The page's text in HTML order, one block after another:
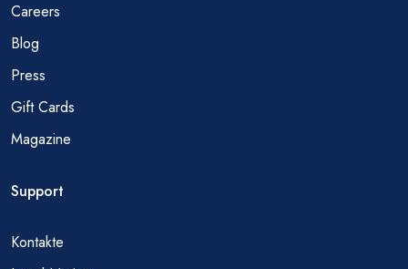
Careers
Blog
Press
Gift Cards
Magazine
Support
Kontakte